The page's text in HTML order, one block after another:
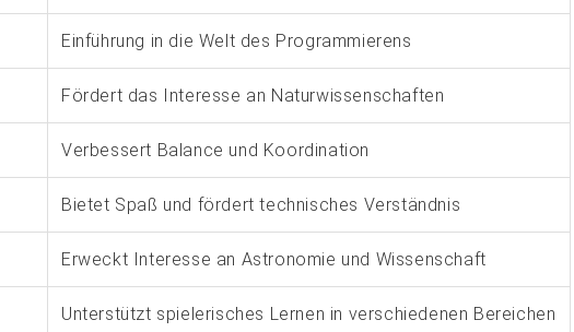
Einführung in die Welt des Programmierens
Fördert das Interesse an Naturwissenschaften
Verbessert Balance und Koordination
Bietet Spaß und fördert technisches Verständnis
Erweckt Interesse an Astronomie und Wissenschaft
Unterstützt spielerisches Lernen in verschiedenen Bereichen